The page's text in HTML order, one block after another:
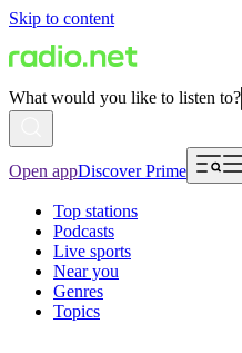
Skip to content
What would you like to listen to?
Open appDiscover Prime
Top stations
Podcasts
Live sports
Near you
Genres
Topics